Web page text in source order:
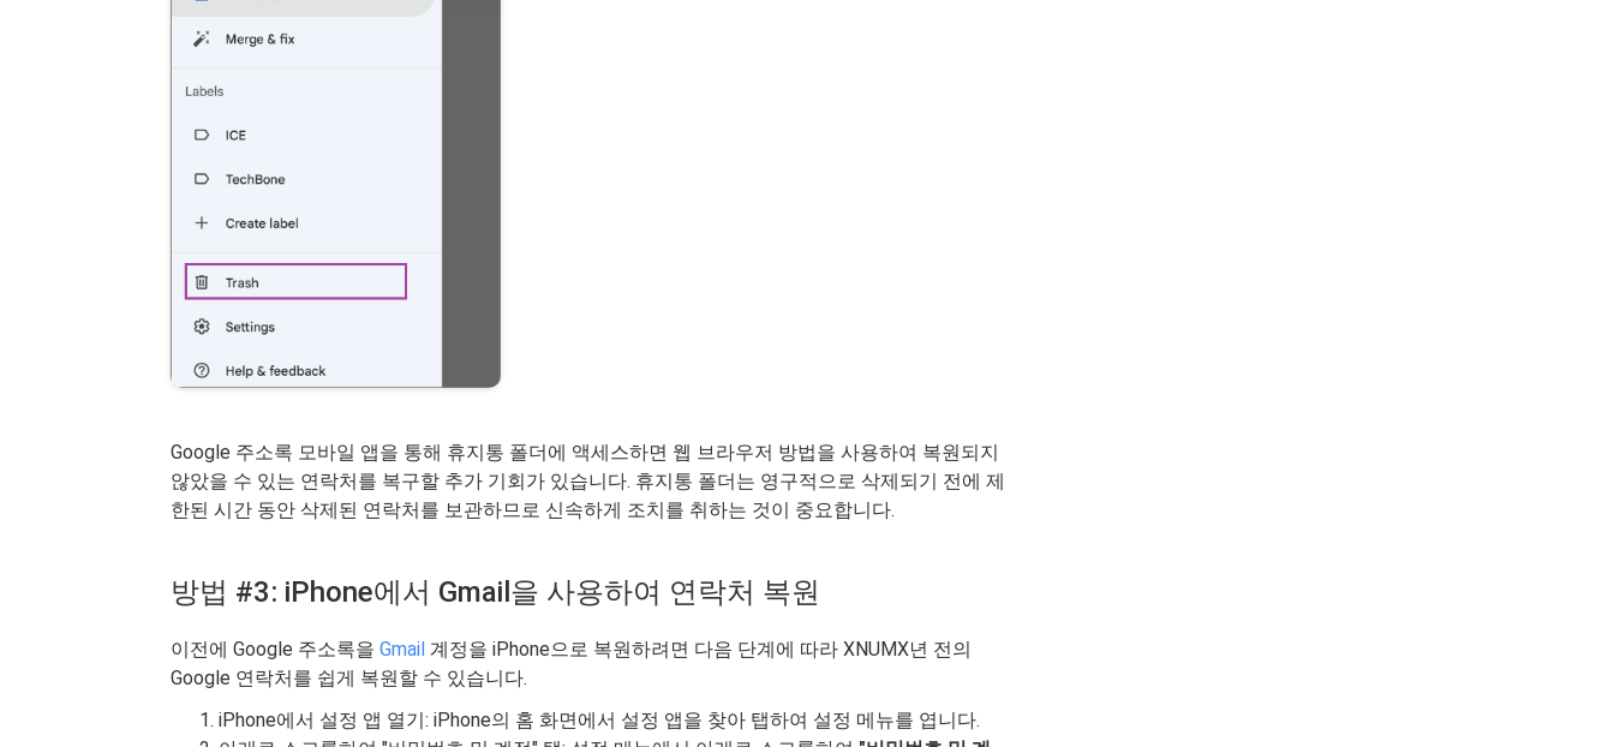
Google 주소록 모바일 앱을 통해 휴지통 폴더에 액세스하면 웹 브라우저 방법을 사용하여 복원되지
않았을 수 있는 연락처를 복구할 추가 기회가 있습니다. 휴지통 폴더는 영구적으로 삭제되기 전에 제
한된 시간 동안 삭제된 연락처를 보관하므로 신속하게 조치를 취하는 것이 중요합니다.
방법 #3: iPhone에서 Gmail을 사용하여 연락처 복원
이전에 Google 주소록을 Gmail 계정을 iPhone으로 복원하려면 다음 단계에 따라 XNUMX년 전의
Google 연락처를 쉽게 복원할 수 있습니다.
iPhone에서 설정 앱 열기: iPhone의 홈 화면에서 설정 앱을 찾아 탭하여 설정 메뉴를 엽니다.